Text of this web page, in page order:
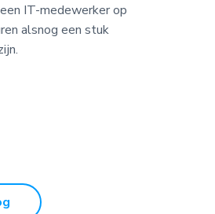
IT-medewerker op
alsnog een stuk